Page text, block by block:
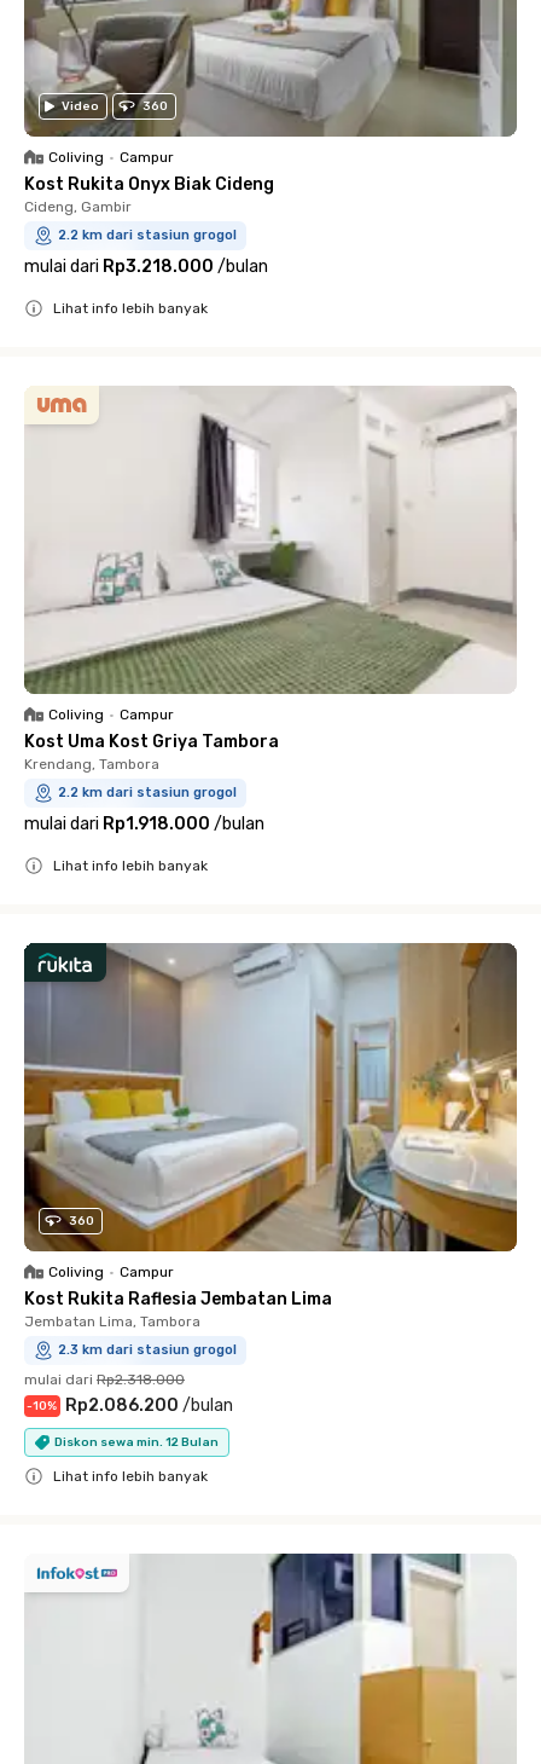
Video 360
Coliving • Campur
Kost Rukita Onyx Biak Cideng
Cideng, Gambir
2.2 km dari stasiun grogol
mulai dari Rp3.218.000 /bulan
Lihat info lebih banyak
Coliving • Campur
Kost Uma Kost Griya Tambora
Krendang, Tambora
2.2 km dari stasiun grogol
mulai dari Rp1.918.000 /bulan
Lihat info lebih banyak
360
Coliving • Campur
Kost Rukita Raflesia Jembatan Lima
Jembatan Lima, Tambora
2.3 km dari stasiun grogol
mulai dari Rp2.318.000
-10% Rp2.086.200 /bulan
Diskon sewa min. 12 Bulan
Lihat info lebih banyak